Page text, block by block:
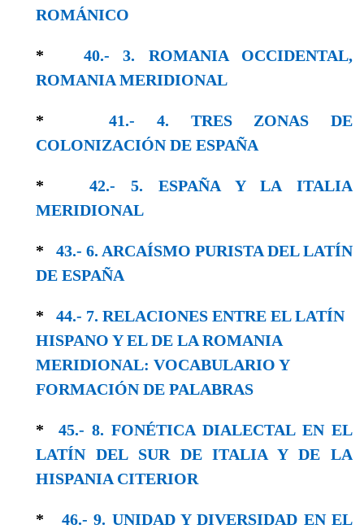
RO­MÁNICO
* 40.- 3. ROMANIA OCCIDENTAL,
ROMANIA MERIDIONAL
*41.- 4. TRES ZONAS DE
COLONIZACIÓN DE ESPAÑA
*42.- 5. ESPAÑA Y LA ITALIA
MERIDIONAL
* 43.- 6. ARCAÍSMO PURISTA DEL LATÍN
DE ESPAÑA
* 44.- 7. RELACIONES ENTRE EL LATÍN
HISPA­NO Y EL DE LA ROMANIA
MERIDIONAL: VOCABULARIO Y
FORMACIÓN DE PALABRAS
* 45.- 8. FONÉTICA DIALECTAL EN EL
LATÍN DEL SUR DE ITALIA Y DE LA
HISPANIA CITERIOR
* 46.- 9. UNIDAD Y DIVERSIDAD EN EL